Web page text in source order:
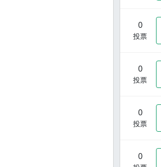
0
投票
0
投票
0
投票
0